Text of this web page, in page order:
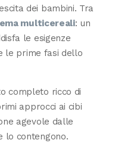
dei bambini. Tra
multicereali: un
le esigenze
le prime fasi dello
completo ricco di
approcci ai cibi
agevole dalle
lo contengono.